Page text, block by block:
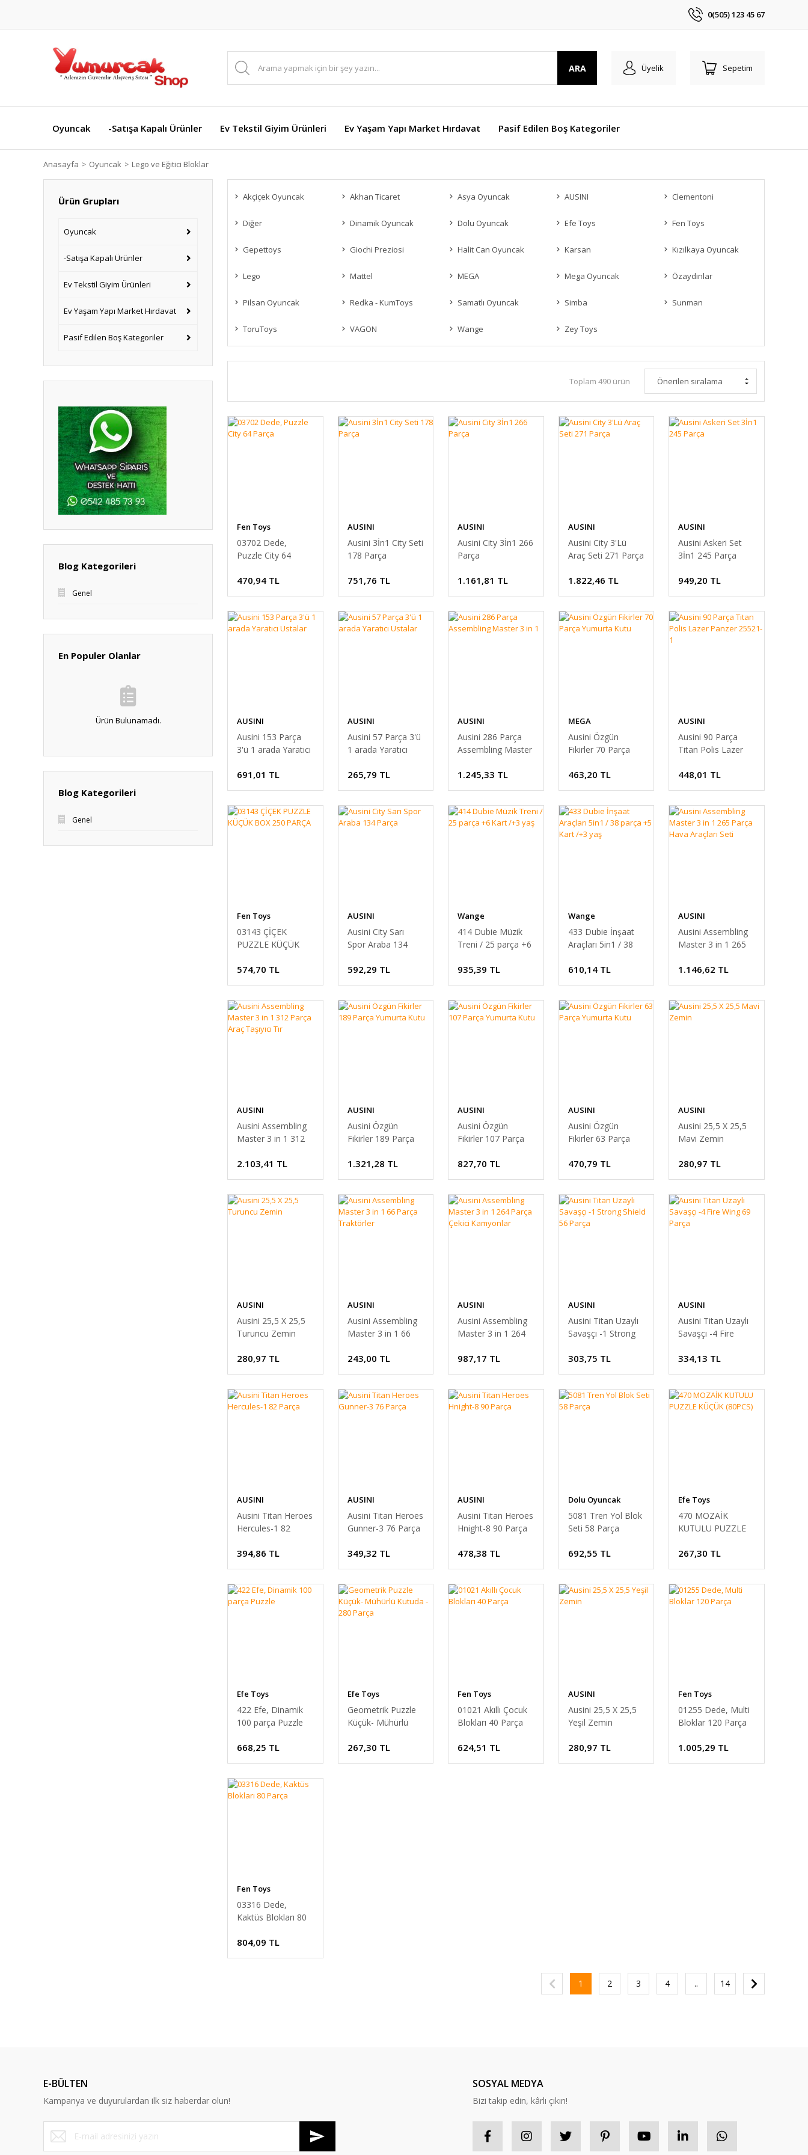
0(505) 123 45 67
ARA Üyelik Sepetim
Oyuncak -Satışa Kapalı Ürünler Ev Tekstil Giyim Ürünleri Ev Yaşam Yapı Market Hırdavat Pasif Edilen Boş Kategoriler
Anasayfa Oyuncak Lego ve Eğitici Bloklar
Ürün Grupları
Oyuncak
-Satışa Kapalı Ürünler
Ev Tekstil Giyim Ürünleri
Ev Yaşam Yapı Market Hırdavat
Pasif Edilen Boş Kategoriler
Blog Kategorileri
Genel
En Populer Olanlar
Ürün Bulunamadı.
Blog Kategorileri
Genel
Akçiçek Oyuncak Akhan Ticaret Asya Oyuncak AUSINI Clementoni
Diğer Dinamik Oyuncak Dolu Oyuncak Efe Toys Fen Toys
Gepettoys Giochi Preziosi Halit Can Oyuncak Karsan Kızılkaya Oyuncak
Lego Mattel MEGA Mega Oyuncak Özaydınlar
Pilsan Oyuncak Redka - KumToys Samatlı Oyuncak Simba Sunman
ToruToys VAGON Wange Zey Toys
Toplam 490 ürün
Fen Toys
03702 Dede,
Puzzle City 64
470,94 TL
AUSINI
Ausini 3İn1 City Seti
178 Parça
751,76 TL
AUSINI
Ausini City 3İn1 266
Parça
1.161,81 TL
AUSINI
Ausini City 3'Lü
Araç Seti 271 Parça
1.822,46 TL
AUSINI
Ausini Askeri Set
3İn1 245 Parça
949,20 TL
AUSINI
Ausini 153 Parça
3'ü 1 arada Yaratıcı
691,01 TL
AUSINI
Ausini 57 Parça 3'ü
1 arada Yaratıcı
265,79 TL
AUSINI
Ausini 286 Parça
Assembling Master
1.245,33 TL
MEGA
Ausini Özgün
Fikirler 70 Parça
463,20 TL
AUSINI
Ausini 90 Parça
Titan Polis Lazer
448,01 TL
Fen Toys
03143 ÇİÇEK
PUZZLE KÜÇÜK
574,70 TL
AUSINI
Ausini City Sarı
Spor Araba 134
592,29 TL
Wange
414 Dubie Müzik
Treni / 25 parça +6
935,39 TL
Wange
433 Dubie İnşaat
Araçları 5in1 / 38
yaş
610,14 TL
AUSINI
Ausini Assembling
Master 3 in 1 265
Seti
1.146,62 TL
AUSINI
Ausini Assembling
Master 3 in 1 312
Tır
2.103,41 TL
AUSINI
Ausini Özgün
Fikirler 189 Parça
1.321,28 TL
AUSINI
Ausini Özgün
Fikirler 107 Parça
827,70 TL
AUSINI
Ausini Özgün
Fikirler 63 Parça
470,79 TL
AUSINI
Ausini 25,5 X 25,5
Mavi Zemin
280,97 TL
AUSINI
Ausini 25,5 X 25,5
Turuncu Zemin
280,97 TL
AUSINI
Ausini Assembling
Master 3 in 1 66
243,00 TL
AUSINI
Ausini Assembling
Master 3 in 1 264
Kamyonlar
987,17 TL
AUSINI
Ausini Titan Uzaylı
Savaşçı -1 Strong
303,75 TL
AUSINI
Ausini Titan Uzaylı
Savaşçı -4 Fire
334,13 TL
AUSINI
Ausini Titan Heroes
Hercules-1 82
394,86 TL
AUSINI
Ausini Titan Heroes
Gunner-3 76 Parça
349,32 TL
AUSINI
Ausini Titan Heroes
Hnight-8 90 Parça
478,38 TL
Dolu Oyuncak
5081 Tren Yol Blok
Seti 58 Parça
692,55 TL
Efe Toys
470 MOZAİK
KUTULU PUZZLE
267,30 TL
Efe Toys
422 Efe, Dinamik
100 parça Puzzle
668,25 TL
Efe Toys
Geometrik Puzzle
Küçük- Mühürlü
267,30 TL
Fen Toys
01021 Akıllı Çocuk
Blokları 40 Parça
624,51 TL
AUSINI
Ausini 25,5 X 25,5
Yeşil Zemin
280,97 TL
Fen Toys
01255 Dede, Multi
Bloklar 120 Parça
1.005,29 TL
Fen Toys
03316 Dede,
Kaktüs Blokları 80
804,09 TL
1 2 3 4 .. 14
E-BÜLTEN
Kampanya ve duyurulardan ilk siz haberdar olun!
SOSYAL MEDYA
Bizi takip edin, kârlı çıkın!